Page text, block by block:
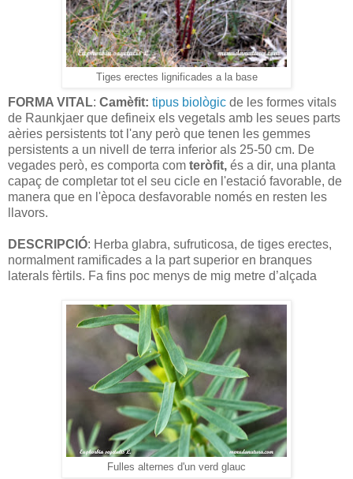
Tiges erectes lignificades a la base
FORMA VITAL: Camèfit: tipus biològic de les formes vitals
de Raunkjaer que defineix els vegetals amb les seues parts
aèries persistents tot l'any però que tenen les gemmes
persistents a un nivell de terra inferior als 25-50 cm. De
vegades però, es comporta com teròfit, és a dir, una planta
capaç de completar tot el seu cicle en l'estació favorable, de
manera que en l'època desfavorable només en resten les
llavors.
DESCRIPCIÓ: Herba glabra, sufruticosa, de tiges erectes,
normalment ramificades a la part superior en branques
laterals fèrtils. Fa fins poc menys de mig metre d’alçada
Fulles alternes d'un verd glauc